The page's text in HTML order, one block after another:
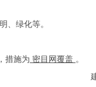
、绿化等。
措施为 密目网覆盖 。